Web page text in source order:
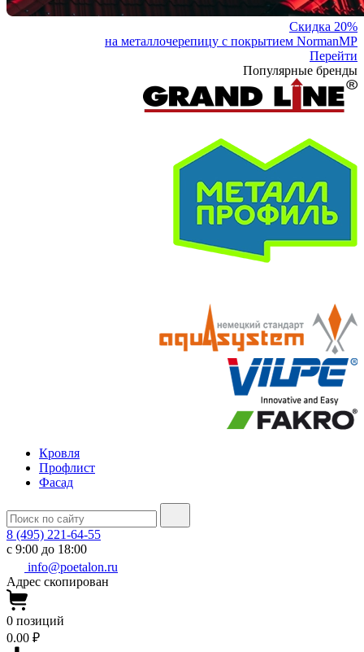
Скидка 20%
на металлочерепицу с покрытием NormanMP
Перейти
Популярные бренды
Кровля
Профлист
Фасад
8 (495) 221-64-55
с 9:00 до 18:00
info@poetalon.ru
Адрес скопирован
0 позиций
0.00 ₽